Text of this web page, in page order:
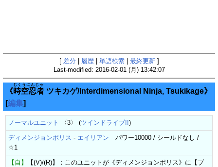
[ 差分 履歴| 単語検索| 最終更新]
Last-modified: 2016-02-01 (月) 13:42:07
《時空忍者
じくうにんじゃ
ツキカゲ/Interdimensional Ninja, Tsukikage》
[編集]
ノーマルユニット 〈3〉 (ツインドライブ!!)
ディメンジョンポリス - エイリアン パワー10000 / シールドなし /
☆1
【自】
【(V)/(R)】：このユニットが《ディメンジョンポリス》に【ブ